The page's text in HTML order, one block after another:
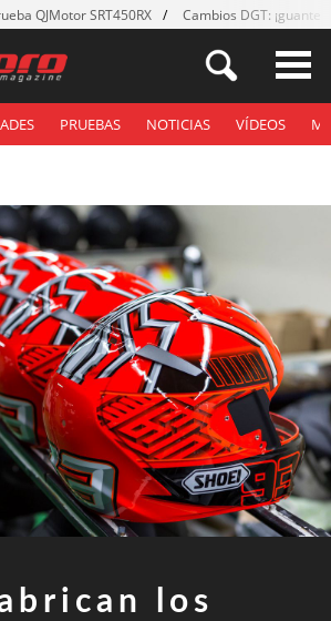
QJMotor SRT450RX Cambios DGT: ¡guantes!
PRUEBAS NOTICIAS VÍDEOS
los